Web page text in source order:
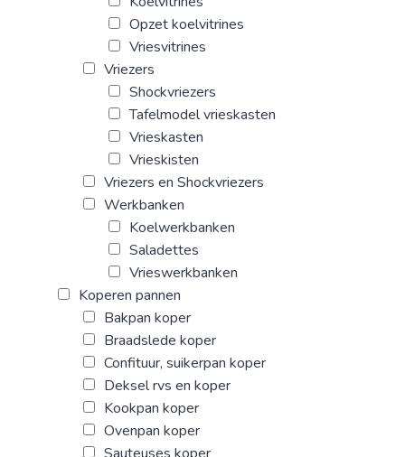
Opzet koelvitrines
Vriesvitrines
Vriezers
Shockvriezers
Tafelmodel vrieskasten
Vrieskasten
Vrieskisten
Vriezers en Shockvriezers
Werkbanken
Koelwerkbanken
Saladettes
Vrieswerkbanken
Koperen pannen
Bakpan koper
Braadslede koper
Confituur, suikerpan koper
Deksel rvs en koper
Kookpan koper
Ovenpan koper